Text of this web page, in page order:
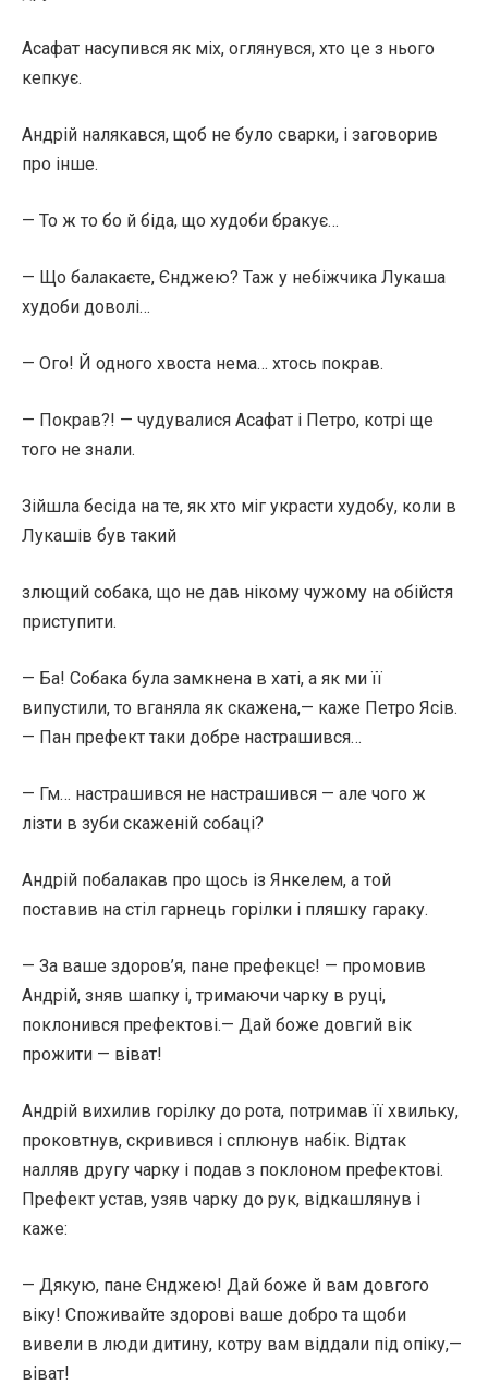
Асафат насупився як міх, оглянувся, хто це з нього
кепкує.
Андрій налякався, щоб не було сварки, і заговорив
про інше.
— То ж то бо й біда, що худоби бракує…
— Що балакаєте, Єнджею? Таж у небіжчика Лукаша
худоби доволі…
— Ого! Й одного хвоста нема… хтось покрав.
— Покрав?! — чудувалися Асафат і Петро, котрі ще
того не знали.
Зійшла бесіда на те, як хто міг украсти худобу, коли в
Лукашів був такий
злющий собака, що не дав нікому чужому на обійстя
приступити.
— Ба! Собака була замкнена в хаті, а як ми її
випустили, то вганяла як скажена,— каже Петро Ясів.
— Пан префект таки добре настрашився…
— Гм… настрашився не настрашився — але чого ж
лізти в зуби скаженій собаці?
Андрій побалакав про щось із Янкелем, а той
поставив на стіл гарнець горілки і пляшку гараку.
— За ваше здоров’я, пане префекцє! — промовив
Андрій, зняв шапку і, три­маючи чарку в руці,
поклонився префектові.— Дай боже довгий вік
прожити — віват!
Андрій вихилив горілку до рота, потримав її хвильку,
проковтнув, скривився і сплюнув набік. Відтак
налляв другу чарку і подав з поклоном префектові.
Префект устав, узяв чарку до рук, відкашлянув і
каже:
— Дякую, пане Єнджею! Дай боже й вам довгого
віку! Споживайте здорові ваше добро та щоби
вивели в люди дитину, котру вам віддали під опіку,—
віват!